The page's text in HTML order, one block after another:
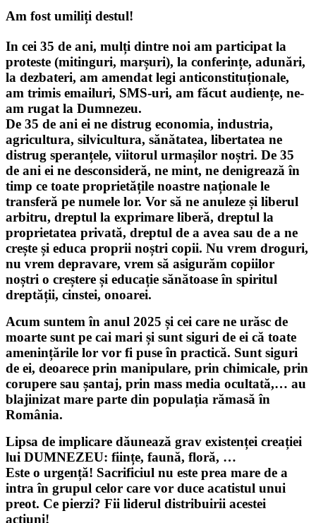
Am fost umiliți destul!
In cei 35 de ani, mulți dintre noi am participat la
proteste (mitinguri, marșuri), la conferințe, adunări,
la dezbateri, am amendat legi anticonstituționale,
am trimis emailuri, SMS-uri, am făcut audiențe, ne-
am rugat la Dumnezeu.
De 35 de ani ei ne distrug economia, industria,
agricultura, silvicultura, sănătatea, libertatea ne
distrug speranțele, viitorul urmașilor noștri. De 35
de ani ei ne desconsideră, ne mint, ne denigrează în
timp ce toate proprietățile noastre naționale le
transferă pe numele lor. Vor să ne anuleze și liberul
arbitru, dreptul la exprimare liberă, dreptul la
proprietatea privată, dreptul de a avea sau de a ne
crește și educa proprii noștri copii. Nu vrem droguri,
nu vrem depravare, vrem să asigurăm copiilor
noștri o creștere și educație sănătoase în spiritul
dreptății, cinstei, onoarei.
Acum suntem în anul 2025 și cei care ne urăsc de
moarte sunt pe cai mari și sunt siguri de ei că toate
amenințările lor vor fi puse în practică. Sunt siguri
de ei, deoarece prin manipulare, prin chimicale, prin
corupere sau șantaj, prin mass media ocultată,… au
blajinizat mare parte din populația rămasă în
România.
Lipsa de implicare dăunează grav existenței creației
lui DUMNEZEU: ființe, faună, floră, …
Este o urgență! Sacrificiul nu este prea mare de a
intra în grupul celor care vor duce acatistul unui
preot. Ce pierzi? Fii liderul distribuirii acestei
acțiuni!